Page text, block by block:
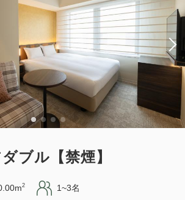
ポイント利用可
定プラン】スタンダード
泊り 》 ※予約確定後キャ
用
Web決済
/ out 11:00まで
大人 名
税・手数料込
合計 17,170
現地払い・Web決済
/ out 11:00まで
ブル【禁煙】
2 1~3名